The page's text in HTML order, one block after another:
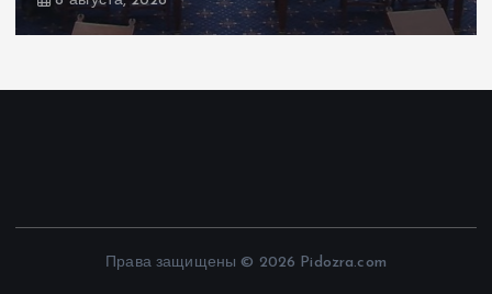
Права защищены © 2026 Pidozra.com